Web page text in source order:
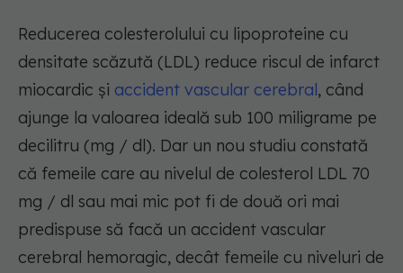
Reducerea colesterolului cu lipoproteine cu
densitate scăzută (LDL) reduce riscul de infarct
miocardic și accident vascular cerebral, când
ajunge la valoarea ideală sub 100 miligrame pe
decilitru (mg / dl). Dar un nou studiu constată
că femeile care au nivelul de colesterol LDL 70
mg / dl sau mai mic pot fi de două ori mai
predispuse să facă un accident vascular
cerebral hemoragic, decât femeile cu niveluri de